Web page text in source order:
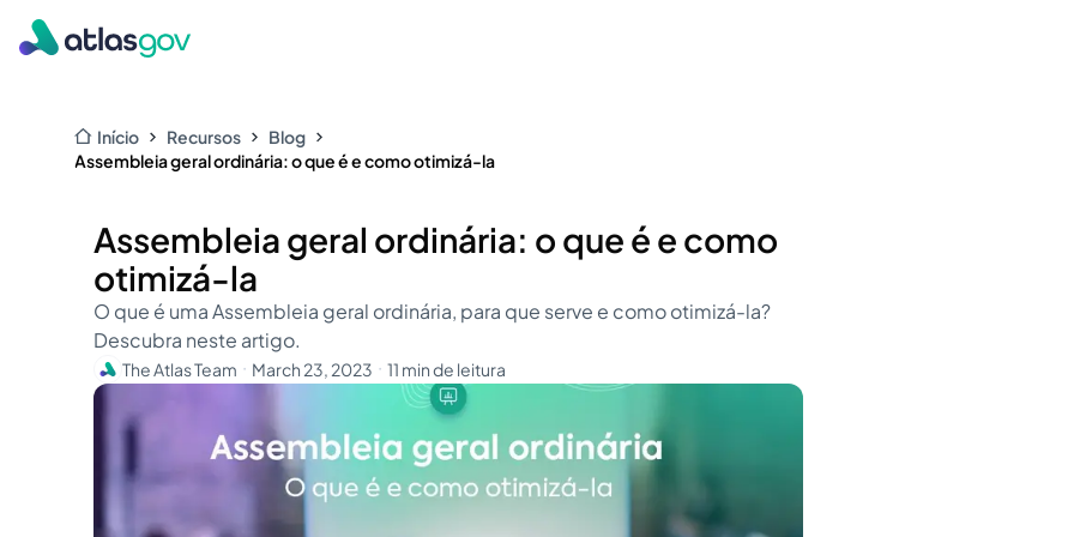
Início Recursos
Blog
Assembleia geral ordinária: o que é e como otimizá-la
Assembleia geral ordinária: o que é e como
otimizá-la
O que é uma Assembleia geral ordinária, para que serve e como otimizá-la?
Descubra neste artigo.
The Atlas Team ・ March 23, 2023 ・ 11 min de leitura